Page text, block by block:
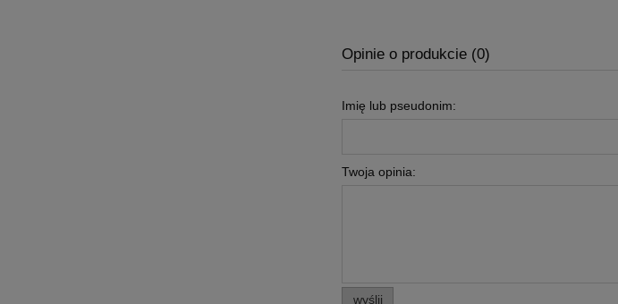
Opinie o produkcie (0)
Imię lub pseudonim:
Twoja opinia:
wyślij